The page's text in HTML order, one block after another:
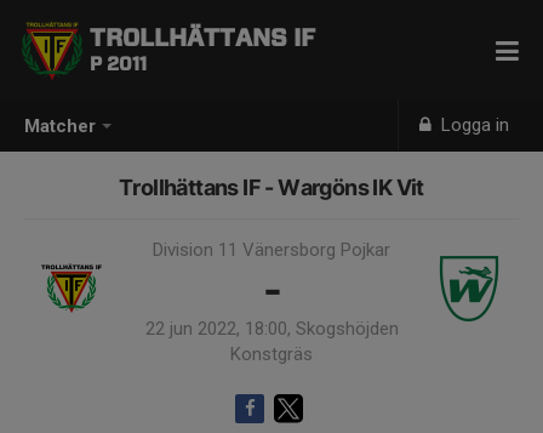
Matcher Logga in
TROLLHÄTTANS IF
P 2011
Trollhättans IF - Wargöns IK Vit
Division 11 Vänersborg Pojkar
-
22 jun 2022, 18:00, Skogshöjden
Konstgräs